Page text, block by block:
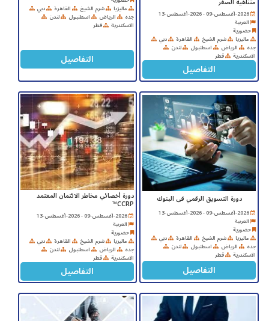
2026-أغسطس-09 - 2026-أغسطس-13
العربية
حضورية
ماليزيا شرم الشيخ القاهرة دبي
جده الرياض اسطنبول لندن
الاسكندرية قطر
التفاصيل
ماليزيا شرم الشيخ القاهرة دبي
جده الرياض اسطنبول لندن
الاسكندرية قطر
التفاصيل
دورة التسويق الرقمي فى البنوك
2026-أغسطس-09 - 2026-أغسطس-13
العربية
حضورية
ماليزيا شرم الشيخ القاهرة دبي
جده الرياض اسطنبول لندن
الاسكندرية قطر
التفاصيل
دورة أخصائي مخاطر الائتمان المعتمد
CCRP™
2026-أغسطس-09 - 2026-أغسطس-13
العربية
حضورية
ماليزيا شرم الشيخ القاهرة دبي
جده الرياض اسطنبول لندن
الاسكندرية قطر
التفاصيل